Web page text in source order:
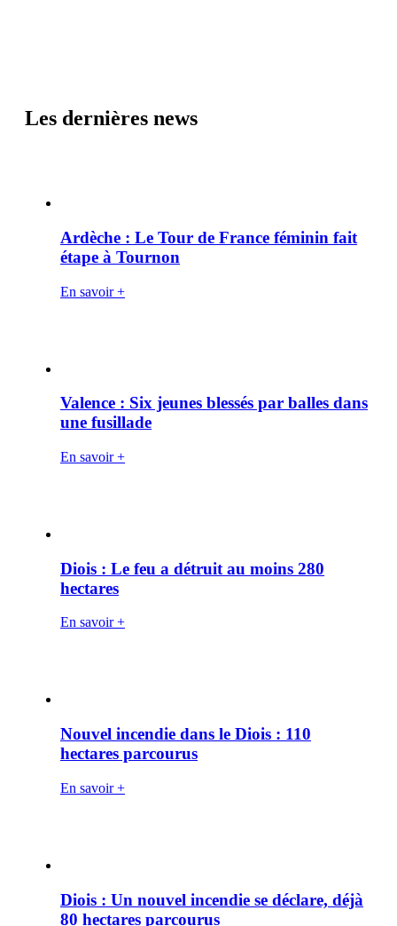
Les dernières news
Ardèche : Le Tour de France féminin fait
étape à Tournon
En savoir +
Valence : Six jeunes blessés par balles dans
une fusillade
En savoir +
Diois : Le feu a détruit au moins 280
hectares
En savoir +
Nouvel incendie dans le Diois : 110
hectares parcourus
En savoir +
Diois : Un nouvel incendie se déclare, déjà
80 hectares parcourus